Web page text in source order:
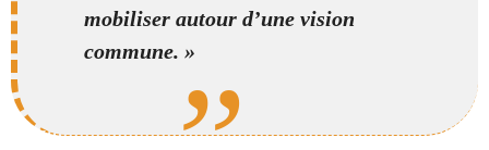
mobiliser autour d’une vision
commune. »